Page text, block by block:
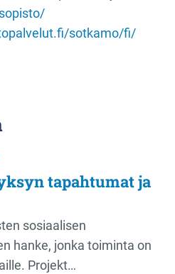
sotkamo/fi/
tapahtumat ja
sosiaalisen
hanke, jonka toiminta on
Projekt…